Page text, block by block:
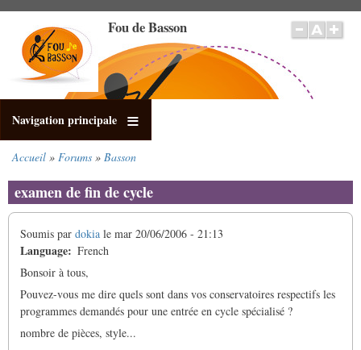
contenu
principal
Fou de Basson
Navigation principale
d'Ariane
Accueil Forums Basson
examen de fin de cycle
Soumis par dokia le mar 20/06/2006 - 21:13
Language
French
Bonsoir à tous,
Pouvez-vous me dire quels sont dans vos conservatoires respectifs les
programmes demandés pour une entrée en cycle spécialisé ?
nombre de pièces, style...